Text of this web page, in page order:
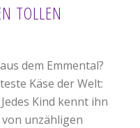
TOLLEN
dem Emmental?
Käse der Welt:
Kind kennt ihn
unzähligen